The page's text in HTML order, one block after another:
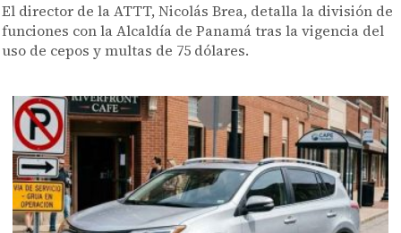
El director de la ATTT, Nicolás Brea, detalla la división de
funciones con la Alcaldía de Panamá tras la vigencia del
uso de cepos y multas de 75 dólares.